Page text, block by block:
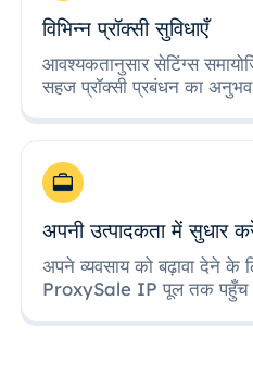
विभिन्न प्रॉक्सी सुविधाएँ
आवश्यकतानुसार सेटिंग्स
सहज प्रॉक्सी प्रबंधन का
अपनी उत्पादकता में सुधार
अपने व्यवसाय को बढ़ावा देने के
ProxySale IP पूल तक पहुँच